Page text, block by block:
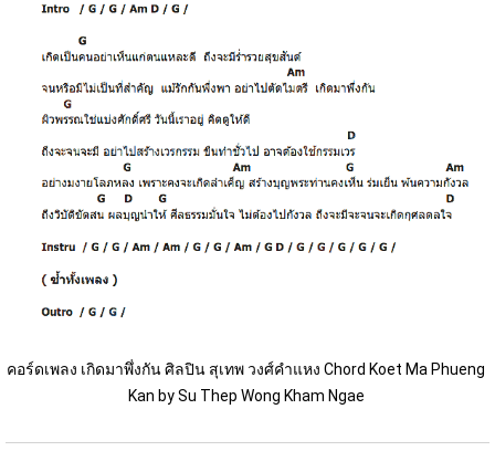
คอร์ดเพลง เกิดมาพึ่งกัน ศิลปิน สุเทพ วงศ์คำแหง Chord Koet Ma Phueng
Kan by Su Thep Wong Kham Ngae